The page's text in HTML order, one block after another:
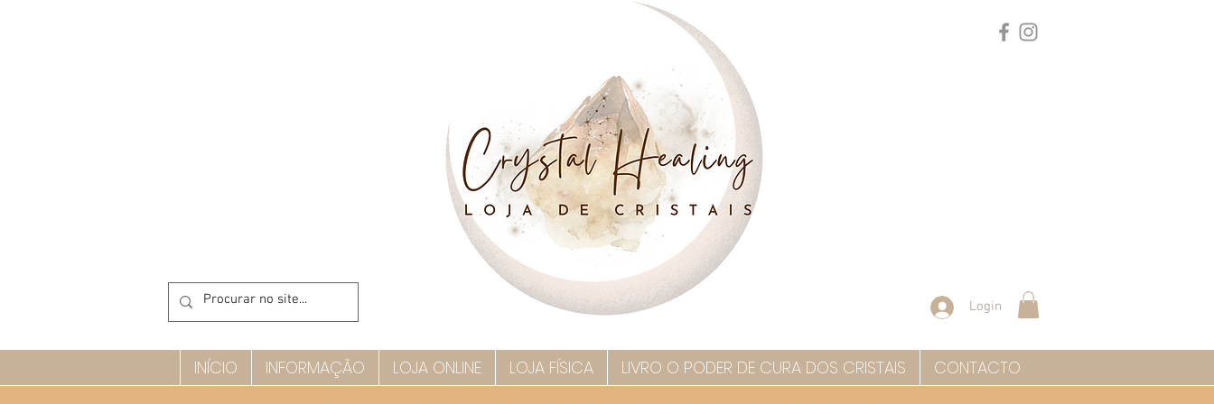
Login
INÍCIO INFORMAÇÃO LOJA ONLINE LOJA FÍSICA LIVRO O PODER DE CURA DOS CRISTAIS CONTACTO